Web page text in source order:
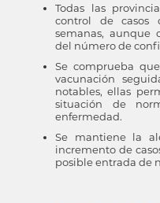
Todas las
control de casos
semanas, aunque
del número de
Se comprueba
vacunación
notables, ellas
situación de
enfermedad.
Se mantiene la
incremento de
posible entrada de